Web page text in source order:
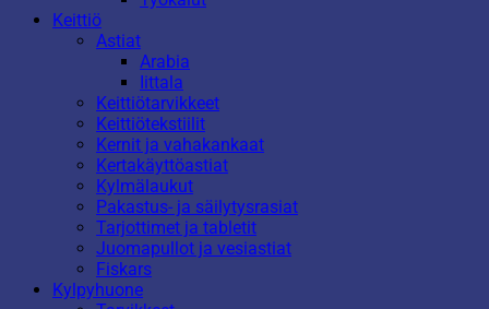
Keittiö
Astiat
Arabia
Iittala
Keittiötarvikkeet
Keittiötekstiilit
Kernit ja vahakankaat
Kertakäyttöastiat
Kylmälaukut
Pakastus- ja säilytysrasiat
Tarjottimet ja tabletit
Juomapullot ja vesiastiat
Fiskars
Kylpyhuone